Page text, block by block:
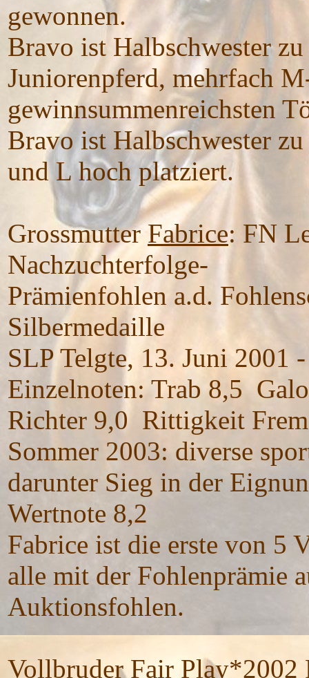
gewonnen.
Bravo ist Halbschwester
Juniorenpferd, mehrfach
gewinnsummenreichsten
Bravo ist Halbschwester
und L hoch platziert.
GrossmutterFabrice: FN
Nachzuchterfolge-
Prämienfohlen a.d.
Silbermedaille
SLP Telgte, 13. Juni 2001
Einzelnoten: Trab 8,5
Richter 9,0 Rittigkeit
Sommer 2003: diverse
darunter Sieg in der
Wertnote 8,2
Fabrice ist die erste von 5
alle mit der Fohlenprämie
Auktionsfohlen.
VollbruderFair Play*2002